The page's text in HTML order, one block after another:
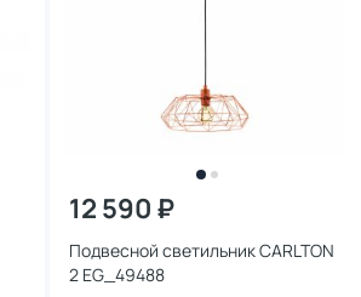
12 590 ₽
Подвесной светильник CARLTON
2 EG_49488